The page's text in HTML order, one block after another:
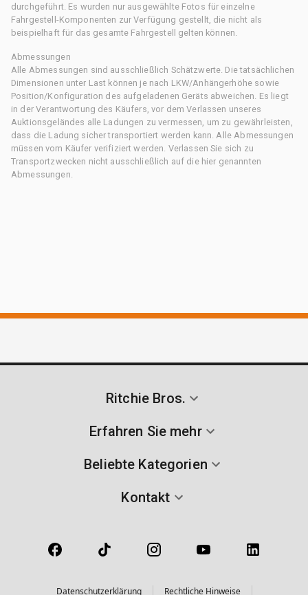
durchgeführt. Es wurden nur ausgewählte Fotos für einzelne
Fahrgestell-Komponenten zur Verfügung gestellt, die nicht als
beispielhaft für das gesamte Fahrgestell gelten können.
Abmessungen
Alle Abmessungen sind ausschließlich Schätzwerte. Die tatsächlichen
Dimensionen unter Last können je nach LKW/Anhängerhöhe sowie
Position/Konfiguration des aufgeladenen Geräts abweichen. Es liegt
in der Verantwortung des Käufers, vor dem Verlassen unseres
Auktionsgeländes alle Ladungen zu vermessen, um zu gewährleisten,
dass die Ladung sicher transportiert werden kann. Alle Abmessungen
müssen vom Käufer verifiziert werden. Verlassen Sie sich zu
Transportzwecken nicht ausschließlich auf die hier genannten
Abmessungen.
Ritchie Bros.
Erfahren Sie mehr
Beliebte Kategorien
Kontakt
Datenschutzerklärung Rechtliche Hinweise